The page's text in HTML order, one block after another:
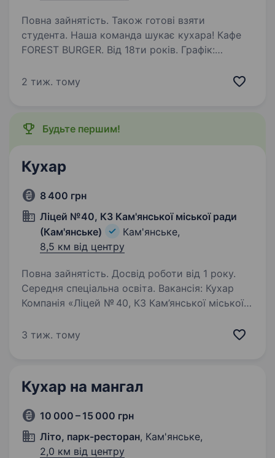
Повна зайнятість. Також готові взяти
студента. Наша команда шукає кухара! Кафе
FOREST BURGER. Від 18ти років. Графік:
дзвоніть по номеру, або пишіть Viber, telegram
2 тиж. тому
Будьте першим!
Кухар
8 400 грн
Ліцей №40, КЗ Кам'янської міської ради
(Кам'янське)
Кам'янське,
8,5 км від центру
Повна зайнятість. Досвід роботи від 1 року.
Середня спеціальна освіта. Вакансія: Кухар
Компанія «Ліцей № 40, КЗ Кам’янської міської
та досвідченого кухаря для приготування
3 тиж. тому
Кухар на мангал
10 000 – 15 000 грн
Літо, парк-ресторан, Кам'янське,
2,0 км від центру